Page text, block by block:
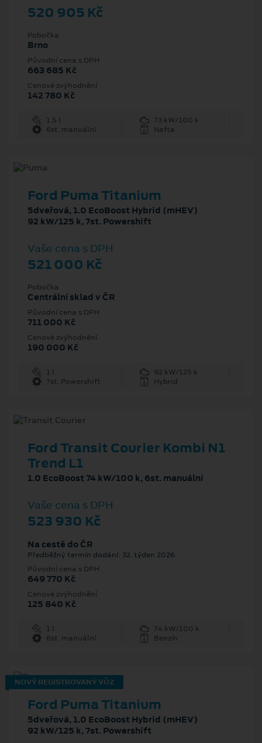
520 905 Kč
Pobočka
Brno
Původní cena s DPH
663 685 Kč
Cenové zvýhodnění
142 780 Kč
1.5 l
73 kW/100 k
6st. manuální
Nafta
Ford Puma Titanium
5dveřová, 1.0 EcoBoost Hybrid (mHEV)
92 kW/125 k, 7st. Powershift
Vaše cena s DPH
521 000 Kč
Pobočka
Centrální sklad v ČR
Původní cena s DPH
711 000 Kč
Cenové zvýhodnění
190 000 Kč
1 l
92 kW/125 k
7st. Powershift
Hybrid
Ford Transit Courier Kombi N1
Trend L1
1.0 EcoBoost 74 kW/100 k, 6st. manuální
Vaše cena s DPH
523 930 Kč
Na cestě do ČR
Předběžný termín dodání: 32. týden 2026
Původní cena s DPH
649 770 Kč
Cenové zvýhodnění
125 840 Kč
1 l
74 kW/100 k
6st. manuální
Benzín
NOVÝ REGISTROVANÝ VŮZ
Ford Puma Titanium
5dveřová, 1.0 EcoBoost Hybrid (mHEV)
92 kW/125 k, 7st. Powershift